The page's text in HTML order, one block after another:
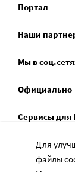
Портал
Наши
Мы в
Официально
Сервисы для
Спецпроекты
Для
файлы